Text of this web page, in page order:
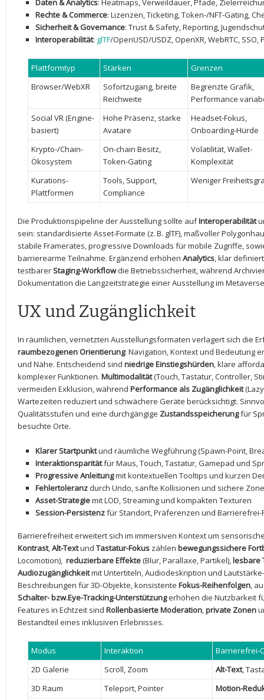
Daten & Analytics: Heatmaps, Verweildauer, ​Pfade,
Rechte ‌& ‌Commerce: Lizenzen, Ticketing, Token-/NFT-Gating,
Sicherheit‍ & Governance: Trust &⁢ Safety, Reporting,
Interoperabilität: glTF/OpenUSD/USDZ, OpenXR, WebRTC,
Plattformtyp Stärken
Grenzen
Browser/WebXR
Sofortzugang, breite
Reichweite
Begrenzte Grafik,
Performance
Social VR (Engine-
basiert)
Hohe Präsenz, starke
Avatare
Headset-Fokus,
Onboarding-Hürde
Krypto-/Chain-
Ökosystem
On-chain Besitz,
Token-Gating
Volatilität, Wallet-
Komplexität
Kurations-
Plattformen
Tools,‍ Support,
Compliance
Weniger
Die Produktionspipeline der⁣ Ausstellung sollte aufInteroperabilität
‍sein:​ standardisierte Asset-Formate (z. B. glTF), maßvoller
stabile Framerates, progressive Downloads für mobile Zugriffe,
barrierearme ⁤Teilnahme. ⁣Ergänzend ‍erhöhen Analytics, ​klar
testbarerStaging-Workflowdie Betriebssicherheit,⁤ während
Dokumentation die Langzeitstrategie einer Ausstellung im
UX und Zugänglichkeit
In räumlichen, vernetzten Ausstellungsformaten verlagert ‍sich die
raumbezogenen Orientierung: Navigation, ⁢Kontext und Bedeutung‌
und Nähe. Entscheidend sind niedrige ⁣Einstiegshürden, klare
komplexer Funktionen. Multimodalität(Touch, ⁣Tastatur, Controller,
vermeiden Exklusion, während Performance⁣ als‍ Zugänglichkeit
Wartezeiten reduziert und​ schwächere Geräte berücksichtigt.
Qualitätsstufen und eine durchgängige Zustandsspeicherungfür‍
besuchte Orte.
Klarer Startpunktund räumliche Wegführung (Spawn-Point,
Interaktionsparitätfür Maus, Touch, Tastatur, Gamepad und
Progressive Anleitungmit kontextuellen Tooltips und kurzen
Fehlertoleranz durch Undo, sanfte Kollisionen und sichere
Asset-Strategiemit LOD, Streaming und kompakten Texturen
Session-Persistenzfür Standort, Präferenzen und Barrierefrei-
Barrierefreiheit ⁤erweitert sich im immersiven Kontext um
Kontrast,Alt-Textund Tastatur-Fokus zählen bewegungssichere
Locomotion), ‌ reduzierbare Effekte(Blur, Parallaxe, Partikel),lesbare
Audiozugänglichkeitmit Untertiteln, ‌Audiodeskription und
Beschreibungen für 3D-Objekte, konsistente Fokus-Reihenfolgen,
Schalter- bzw.Eye-Tracking-Unterstützungerhöhen die Nutzbarkeit
⁢Features⁣ in Echtzeit sind⁣ Rollenbasierte Moderation,private Zonen
Bestandteil eines inklusiven Erlebnisses.
Modus Interaktion
Barrierefrei-
2D Galerie
Scroll, Zoom Alt-Text,
3D Raum
Teleport,​ Pointer
Motion-